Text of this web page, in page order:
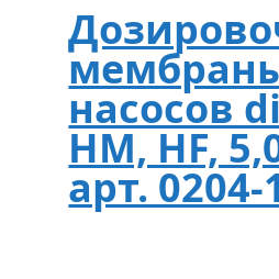
насосов
HM, HF,
арт. 0204-